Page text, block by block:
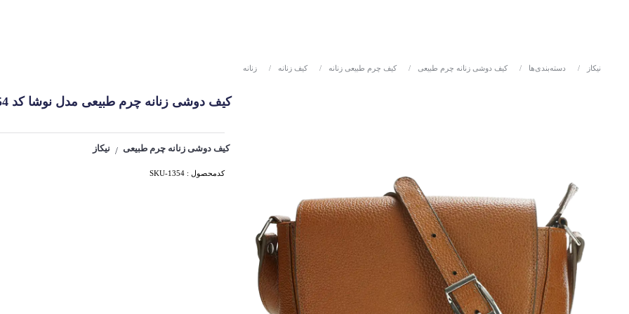
نیکاز / دسته‌بندی‌ها / کیف دوشی زنانه چرم طبیعی / کیف چرم طبیعی زنانه / کیف زنانه / زنانه
کیف دوشی زنانه چرم طبیعی مدل نوشا کد 1354
کیف دوشی زنانه چرم طبیعی / نیکاز
کدمحصول : SKU-1354